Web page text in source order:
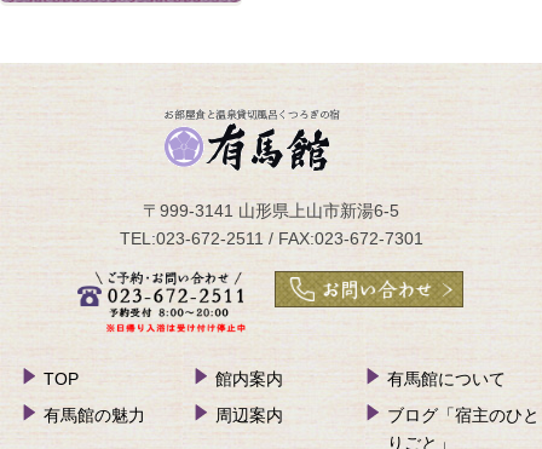
〒999-3141 山形県上山市新湯6-5
TEL:023-672-2511 / FAX:023-672-7301
TOP 館内案内
有馬館について
有馬館の魅力
周辺案内
ブログ「宿主のひと
りごと」